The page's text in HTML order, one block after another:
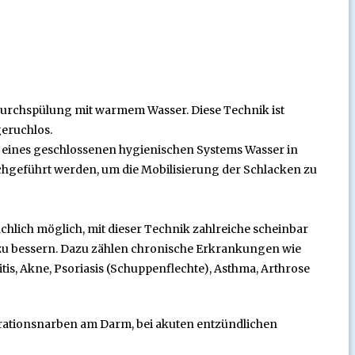
mit warmem Wasser. Diese Technik ist
geschlossenen hygienischen Systems Wasser in
werden, um die Mobilisierung der Schlacken zu
möglich, mit dieser Technik zahlreiche scheinbar
bessern. Dazu zählen chronische Erkrankungen wie
Akne, Psoriasis (Schuppenflechte), Asthma, Arthrose
am Darm, bei akuten entzündlichen